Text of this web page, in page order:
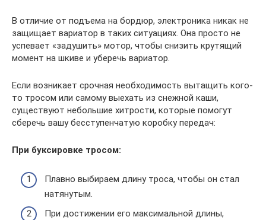
В отличие от подъема на бордюр, электроника никак не
защищает вариатор в таких ситуациях. Она просто не
успевает «задушить» мотор, чтобы снизить крутящий
момент на шкиве и уберечь вариатор.
Если возникает срочная необходимость вытащить кого-
то тросом или самому выехать из снежной каши,
существуют небольшие хитрости, которые помогут
сберечь вашу бесступенчатую коробку передач:
При буксировке тросом:
Плавно выбираем длину троса, чтобы он стал
натянутым.
При достижении его максимальной длины,